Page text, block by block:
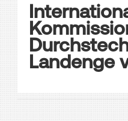
Landenge